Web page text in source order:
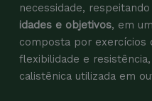
necessidade, respeitando
idades e objetivos, em
composta por exercícios
flexibilidade e
calistênica utilizada em